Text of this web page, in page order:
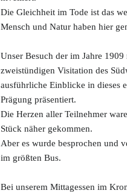
Die Gleichheit im Tode ist das
Mensch und Natur haben hier
Unser Besuch der im Jahre
zweistündigen Visitation des
ausführliche Einblicke in dieses
Prägung präsentiert.
Die Herzen aller Teilnehmer
Stück näher gekommen.
Aber es wurde besprochen und
im größten Bus.
Bei unserem Mittagessen im